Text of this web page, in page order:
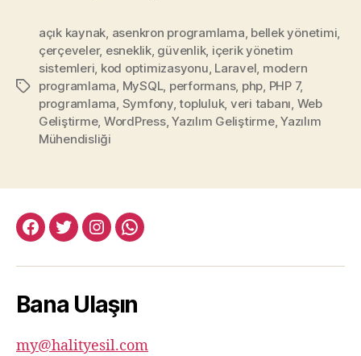
Etiketler
açık kaynak asenkron programlama bellek yönetimi
çerçeveler, esneklik, güvenlik, içerik yönetim
sistemleri kod optimizasyonu Laravel modern
programlama MySQL, performans, php PHP 7,
programlama Symfony,topluluk, veri tabanı Web
Geliştirme, WordPress,Yazılım Geliştirme,Yazılım
Mühendisliği
facebook:halityesil
twitter:halityesil
instagram:halityesil
whatsapp:0545
82
Bana Ulaşın
my@halityesil.com